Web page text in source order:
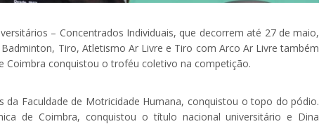
– Concentrados Individuais, que decorrem até 27 de maio,
Tiro, Atletismo Ar Livre e Tiro com Arco Ar Livre também
Coimbra conquistou o troféu coletivo na competição.
Faculdade de Motricidade Humana, conquistou o topo do pódio.
de Coimbra, conquistou o título nacional universitário e Dina